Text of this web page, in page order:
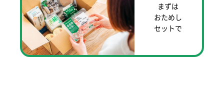
まずは
おためし
セットで